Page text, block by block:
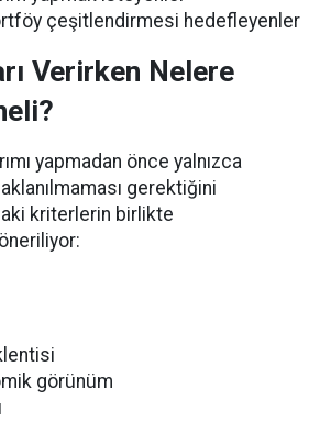
çeşitlendirmesi hedefleyenler
Verirken Nelere
yapmadan önce yalnızca
gerektiğini
kriterlerin birlikte
görünüm